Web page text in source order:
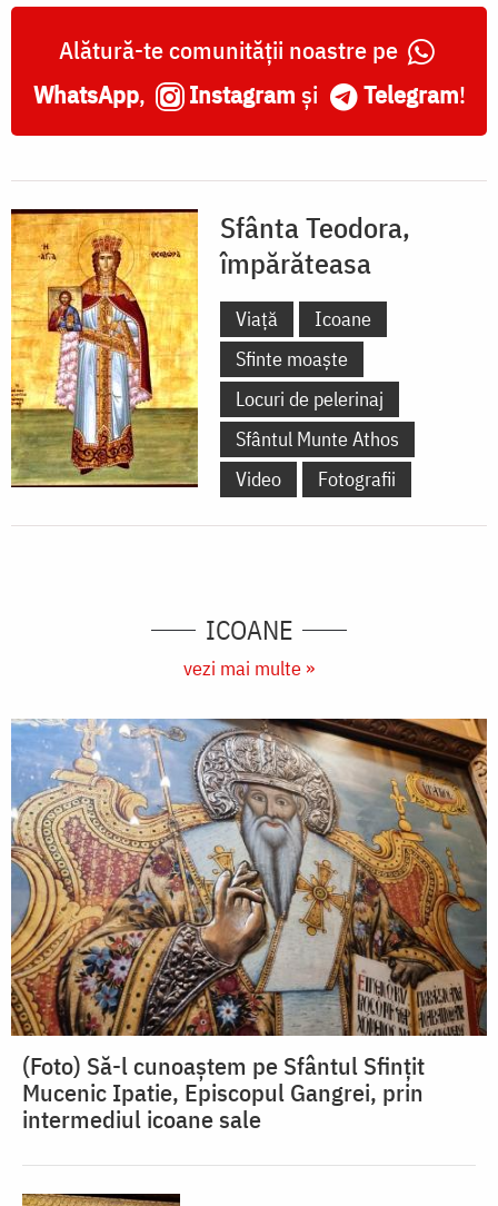
Alătură-te comunității noastre pe
WhatsApp, Instagram și Telegram!
Sfânta Teodora,
împărăteasa
Viață
Icoane
Sfinte moaște
Locuri de pelerinaj
Sfântul Munte Athos
Video
Fotografii
ICOANE
vezi mai multe »
(Foto) Să-l cunoaștem pe Sfântul Sfințit
Mucenic Ipatie, Episcopul Gangrei, prin
intermediul icoane sale